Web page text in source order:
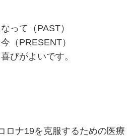
って（PAST）
（PRESENT）
びがよいです。
ロナ19を克服するための医療